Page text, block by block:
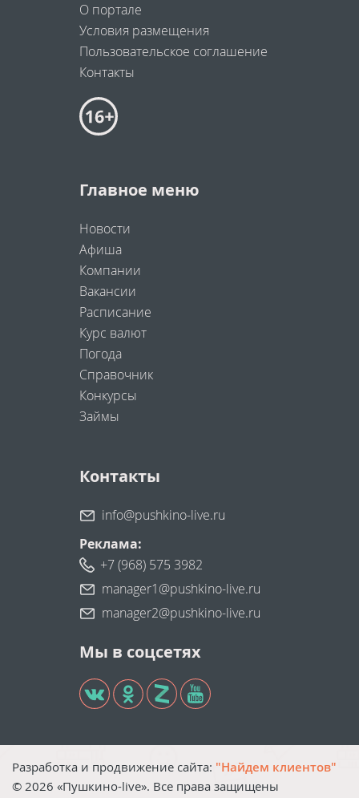
О портале
Условия размещения
Пользовательское соглашение
Контакты
Главное меню
Новости
Афиша
Компании
Вакансии
Расписание
Курс валют
Погода
Справочник
Конкурсы
Займы
Контакты
info@pushkino-live.ru
Реклама:
+7 (968) 575 3982
manager1@pushkino-live.ru
manager2@pushkino-live.ru
Мы в соцсетях
Разработка и продвижение сайта: "Найдем клиентов"
© 2026 «Пушкино-live». Все права защищены